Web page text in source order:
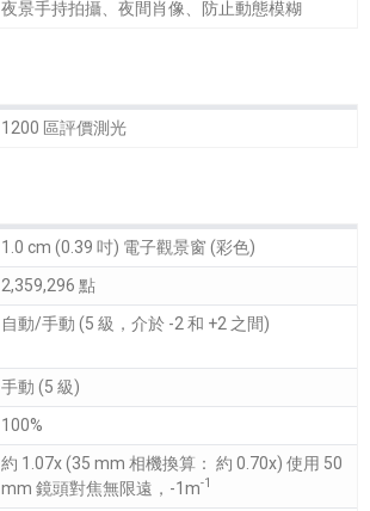
夜景手持拍攝、夜間肖像、防止動態模糊
1200 區評價測光
1.0 cm (0.39 吋) 電子觀景窗 (彩色)
2,359,296 點
自動/手動 (5 級，介於 -2 和 +2 之間)
手動 (5 級)
100%
約 1.07x (35 mm 相機換算： 約 0.70x) 使用 50
mm 鏡頭對焦無限遠，-1m-1